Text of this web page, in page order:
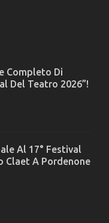
Completo Di
Del Teatro 2026”!
Al 17° Festival
Claet A Pordenone